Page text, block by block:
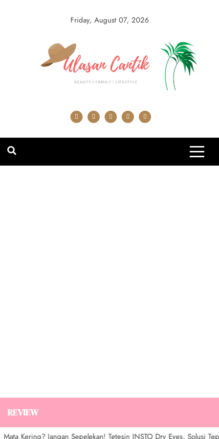
Friday, August 07, 2026
REVIEW
Kering? Jangan Sepelekan! Tetesin INSTO Dry Eyes, Solusi